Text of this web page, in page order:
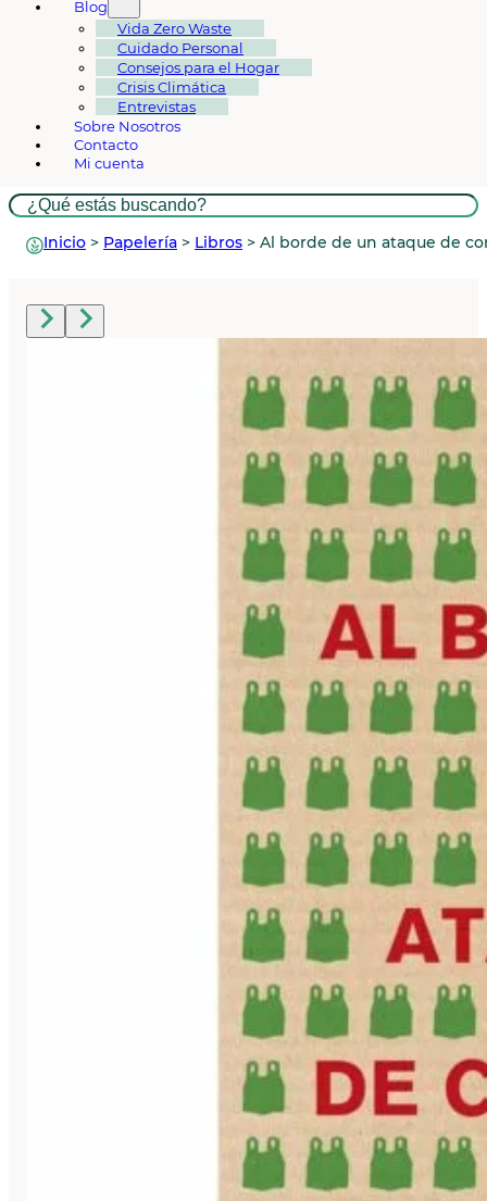
Blog
Vida Zero Waste
Cuidado Personal
Consejos para el Hogar
Crisis Climática
Entrevistas
Sobre Nosotros
Contacto
Mi cuenta
Buscar
Inicio > Papelería > Libros > Al borde de un ataque de